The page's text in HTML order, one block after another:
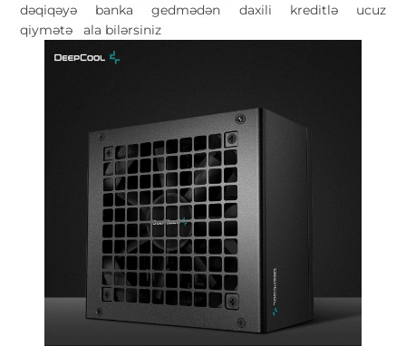
dəqiqəyə banka gedmədən daxili kreditlə ucuz
qiymətə
ala bilərsiniz